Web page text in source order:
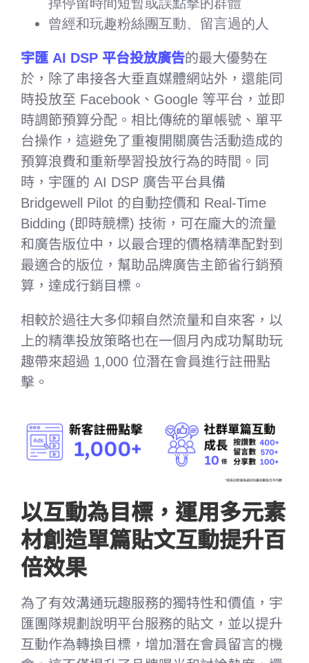
曾經和玩趣粉絲團互動、留言過的人
宇匯 AI DSP 平台投放廣告的最大優勢在
於，除了串接各大垂直媒體網站外，還能同
時投放至 Facebook、Google 等平台，並即
時調節預算分配。相比傳統的單帳號、單平
台操作，這避免了重複開關廣告活動造成的
預算浪費和重新學習投放行為的時間。同
時，宇匯的 AI DSP 廣告平台具備
Bridgewell Pilot 的自動控價和 Real-Time
Bidding (即時競標) 技術，可在龐大的流量
和廣告版位中，以最合理的價格精準配對到
最適合的版位，幫助品牌廣告主節省行銷預
算，達成行銷目標。
相較於過往大多仰賴自然流量和自來客，以
上的精準投放策略也在一個月內成功幫助玩
趣帶來超過 1,000 位潛在會員進行註冊點
擊。
以互動為目標，運用多元素
材創造單篇貼文互動提升百
倍效果
為了有效溝通玩趣服務的獨特性和價值，宇
匯團隊規劃說明平台服務的貼文，並以提升
互動作為轉換目標，增加潛在會員留言的機